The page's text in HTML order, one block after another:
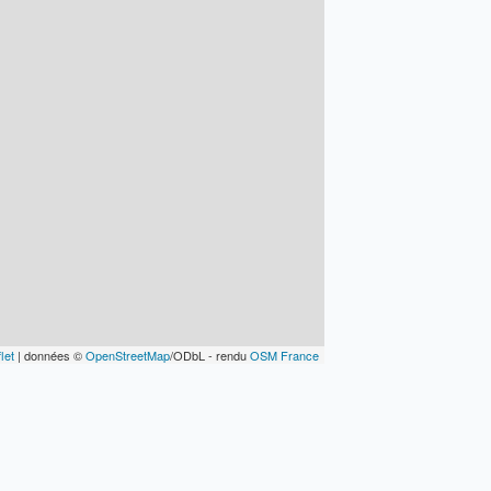
| données ©OpenStreetMap/ODbL - renduOSM France